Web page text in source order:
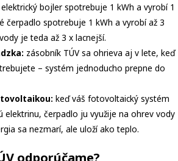
elektrický bojler spotrebuje 1 kWh a vyrobí 1
čerpadlo spotrebuje 1 kWh a vyrobí až 3
je teda až 3 x lacnejší.
zásobník TÚV sa ohrieva aj v lete, keď
– systém jednoducho prepne do
keď váš fotovoltaický systém
elektrinu, čerpadlo ju využije na ohrev vody
sa nezmarí, ale uloží ako teplo.
odporúčame?